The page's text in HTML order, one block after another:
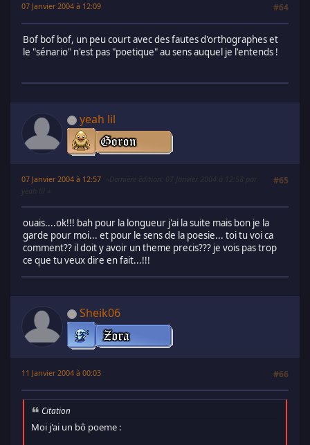
07 Janvier 2004 à 12:09 #64
Bof bof bof, un peu court avec des fautes d'orthographes et
le "sénario" n'est pas "poetique" au sens auquel je l'entends !
yeah lil
07 Janvier 2004 à 12:57 #65
Dernière édition
ouais....ok!!! bah pour la longueur j'ai la suite mais bon je la
garde pour moi... et pour le sens de la poesie... toi tu voi ca
comment?? il doit y avoir un theme precis??? je vois pas trop
ce que tu veux dire en fait...!!!
Sheik06
11 Janvier 2004 à 00:03 #66
Citation
Moi j'ai un bô poeme :